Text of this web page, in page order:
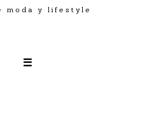
moda y lifestyle
☰